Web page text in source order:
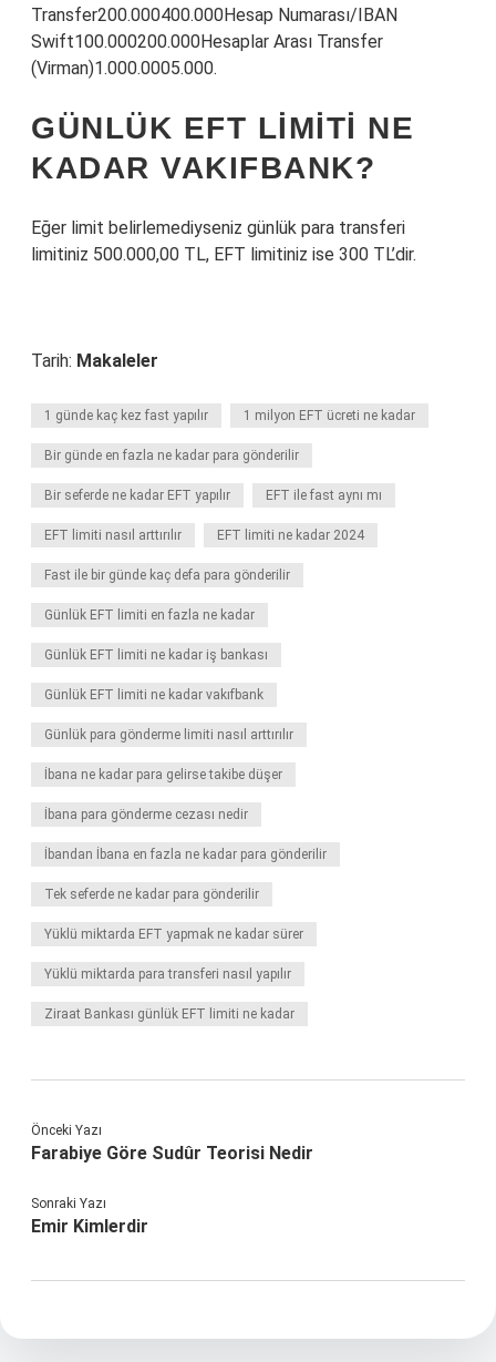
Transfer200.000400.000Hesap Numarası/IBAN
Swift100.000200.000Hesaplar Arası Transfer
(Virman)1.000.0005.000.
GÜNLÜK EFT LIMITI NE
KADAR VAKIFBANK?
Eğer limit belirlemediyseniz günlük para transferi
limitiniz 500.000,00 TL, EFT limitiniz ise 300 TL’dir.
Tarih: Makaleler
1 günde kaç kez fast yapılır 1 milyon EFT ücreti ne kadar
Bir günde en fazla ne kadar para gönderilir
Bir seferde ne kadar EFT yapılır EFT ile fast aynı mı
EFT limiti nasıl arttırılır EFT limiti ne kadar 2024
Fast ile bir günde kaç defa para gönderilir
Günlük EFT limiti en fazla ne kadar
Günlük EFT limiti ne kadar iş bankası
Günlük EFT limiti ne kadar vakıfbank
Günlük para gönderme limiti nasıl arttırılır
İbana ne kadar para gelirse takibe düşer
İbana para gönderme cezası nedir
İbandan İbana en fazla ne kadar para gönderilir
Tek seferde ne kadar para gönderilir
Yüklü miktarda EFT yapmak ne kadar sürer
Yüklü miktarda para transferi nasıl yapılır
Ziraat Bankası günlük EFT limiti ne kadar
Önceki Yazı
Farabiye Göre Sudûr Teorisi Nedir
Sonraki Yazı
Emir Kimlerdir